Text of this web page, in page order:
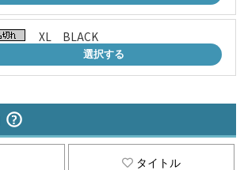
XL BLACK
選択する
タイトル